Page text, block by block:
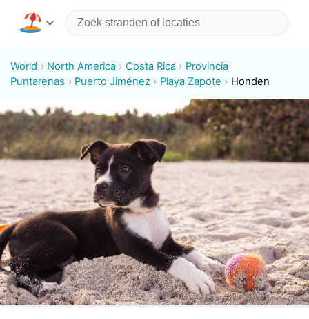
World North America Costa Rica
Provincia
Puntarenas
Puerto Jiménez Playa Zapote Honden